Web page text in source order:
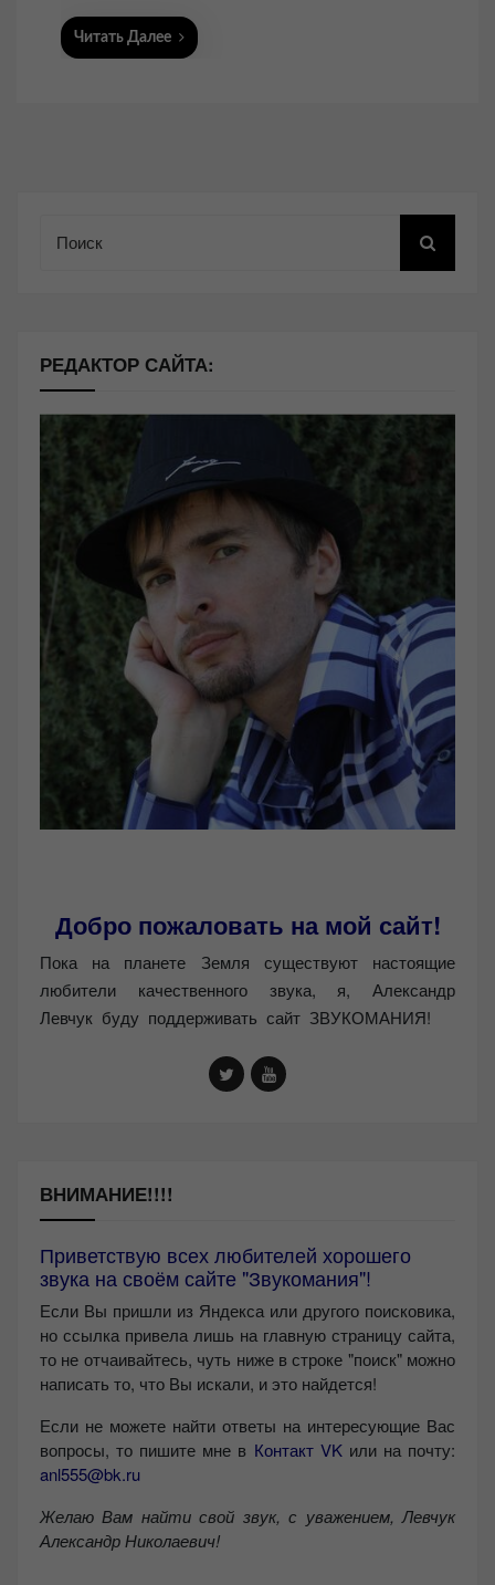
Читать Далее
РЕДАКТОР САЙТА:
Добро пожаловать на мой сайт!
Пока на планете Земля существуют настоящие
любители качественного звука, я, Александр
Левчук буду поддерживать сайт ЗВУКОМАНИЯ!
ВНИМАНИЕ!!!!
Приветствую всех любителей хорошего
звука на своём сайте "Звукомания"!
Если Вы пришли из Яндекса или другого поисковика,
но ссылка привела лишь на главную страницу сайта,
то не отчаивайтесь, чуть ниже в строке "поиск" можно
написать то, что Вы искали, и это найдется!
Если не можете найти ответы на интересующие Вас
вопросы, то пишите мне в Контакт VKили на почту:
anl555@bk.ru
Желаю Вам найти свой звук, с уважением, Левчук
Александр Николаевич!